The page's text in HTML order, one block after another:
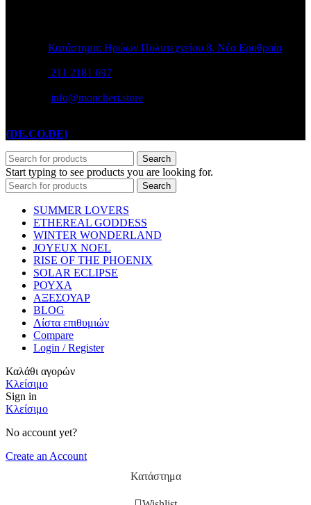
Κατάστημα: Ηρώων Πολυτεχνείου 8, Νέα Ερυθραία
211 2181 697
info@moncheri.store
{DE.CO.DE}
Search
Start typing to see products you are looking for.
Search
SUMMER LOVERS
ETHEREAL GODDESS
WINTER WONDERLAND
JOYEUX NOEL
RISE OF THE PHOENIX
SOLAR ECLIPSE
ΡΟΥΧΑ
ΑΞΕΣΟΥΑΡ
BLOG
Λίστα επιθυμιών
Compare
Login / Register
Καλάθι αγορών
Κλείσιμο
Sign in
Κλείσιμο
No account yet?
Create an Account
Κατάστημα